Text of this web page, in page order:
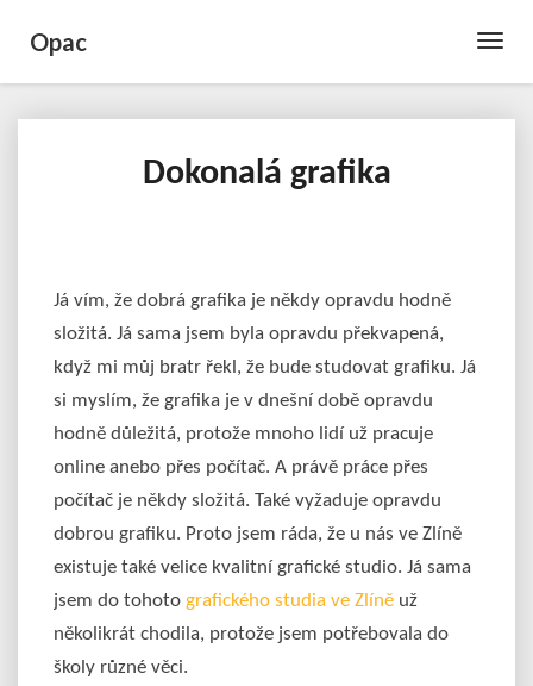
Toggle
Opac
Dokonalá
grafika
Dokonalá grafika
Já vím, že dobrá grafika je někdy opravdu hodně
složitá. Já sama jsem byla opravdu překvapená,
když mi můj bratr řekl, že bude studovat grafiku. Já
si myslím, že grafika je v dnešní době opravdu
hodně důležitá, protože mnoho lidí už pracuje
online anebo přes počítač. A právě práce přes
počítač je někdy složitá. Také vyžaduje opravdu
dobrou grafiku. Proto jsem ráda, že u nás ve Zlíně
existuje také velice kvalitní grafické studio. Já sama
jsem do tohoto grafického studia ve Zlíně už
několikrát chodila, protože jsem potřebovala do
školy různé věci.